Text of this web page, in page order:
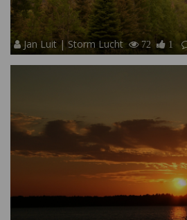
Jan Luit | Storm Lucht 72 1